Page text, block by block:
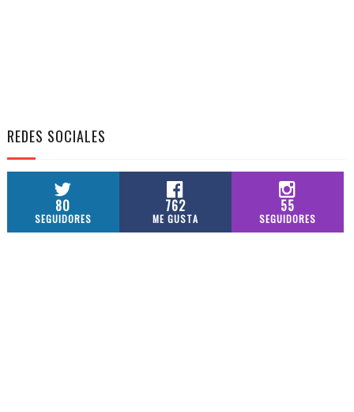
REDES SOCIALES
80
SEGUIDORES
762
ME GUSTA
55
SEGUIDORES